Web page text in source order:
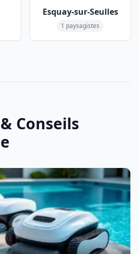
Esquay-sur-Seulles
1 paysagistes
Conseils